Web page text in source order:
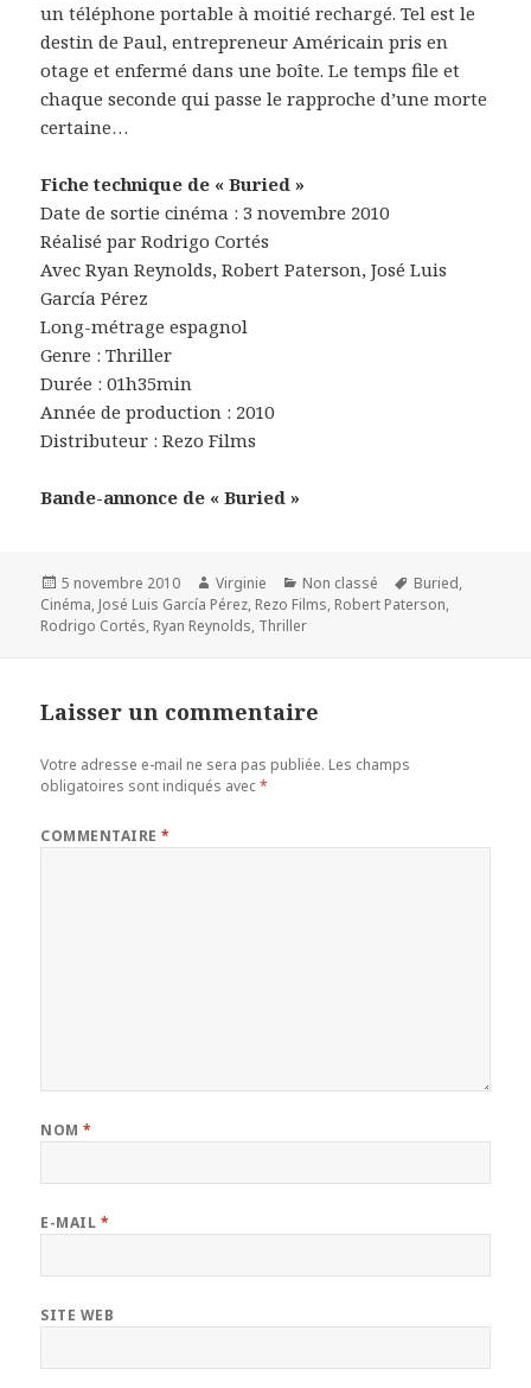
un téléphone portable à moitié rechargé. Tel est le
destin de Paul, entrepreneur Américain pris en
otage et enfermé dans une boîte. Le temps file et
chaque seconde qui passe le rapproche d’une morte
certaine…
Fiche technique de « Buried »
Date de sortie cinéma : 3 novembre 2010
Réalisé par Rodrigo Cortés
Avec Ryan Reynolds, Robert Paterson, José Luis
García Pérez
Long-métrage espagnol
Genre : Thriller
Durée : 01h35min
Année de production : 2010
Distributeur : Rezo Films
Bande-annonce de « Buried »
Publié
le
5 novembre 2010 Auteur
Virginie Catégories
Non classé
Mots-
clés
Buried,
Cinéma, José Luis García Pérez, Rezo Films, Robert Paterson,
Rodrigo Cortés, Ryan Reynolds, Thriller
Laisser un commentaire
Votre adresse e-mail ne sera pas publiée. Les champs
obligatoires sont indiqués avec*
COMMENTAIRE*
NOM*
E-MAIL *
SITE WEB